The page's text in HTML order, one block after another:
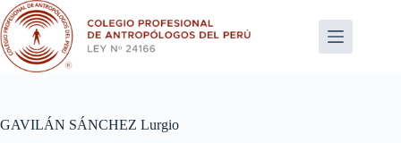
Saltar
al
contenido
GAVILÁN SÁNCHEZ Lurgio